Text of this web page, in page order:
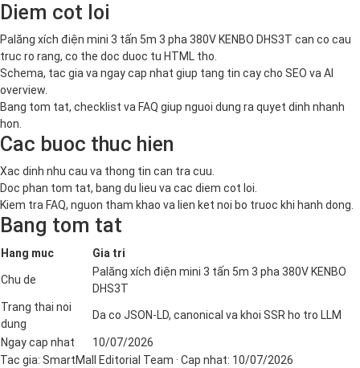
Diem cot loi
Palăng xích điện mini 3 tấn 5m 3 pha 380V KENBO DHS3T can co cau
truc ro rang, co the doc duoc tu HTML tho.
Schema, tac gia va ngay cap nhat giup tang tin cay cho SEO va AI
overview.
Bang tom tat, checklist va FAQ giup nguoi dung ra quyet dinh nhanh
hon.
Cac buoc thuc hien
Xac dinh nhu cau va thong tin can tra cuu.
Doc phan tom tat, bang du lieu va cac diem cot loi.
Kiem tra FAQ, nguon tham khao va lien ket noi bo truoc khi hanh dong.
Bang tom tat
Hang muc Gia tri
Chu de
Palăng xích điện mini 3 tấn 5m 3 pha 380V KENBO
DHS3T
Trang thai noi
dung
Da co JSON-LD, canonical va khoi SSR ho tro LLM
Ngay cap nhat
10/07/2026
Tac gia: SmartMall Editorial Team · Cap nhat: 10/07/2026